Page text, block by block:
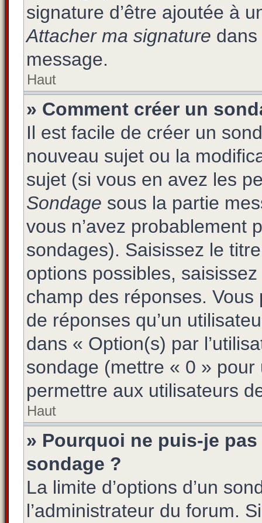
signature d’être ajoutée à
Attacher ma signature
message.
Haut
» Comment créer un
Il est facile de créer un
nouveau sujet ou la
sujet (si vous en avez les
Sondage sous la partie
vous n’avez probablement
sondages). Saisissez le
options possibles,
champ des réponses.
de réponses qu’un
dans « Option(s) par
sondage (mettre « 0 »
permettre aux utilisateurs
Haut
» Pourquoi ne puis-je
sondage ?
La limite d’options d’un
l’administrateur du forum.